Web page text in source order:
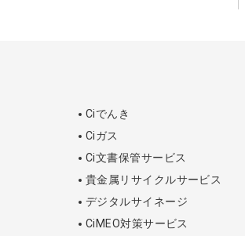
Ciでんき
Ciガス
Ci文書保管サービス
貴金属リサイクルサービス
デジタルサイネージ
CiMEO対策サービス